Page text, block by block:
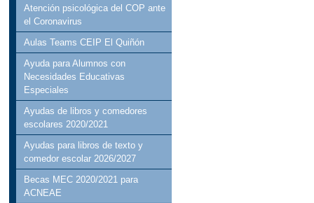
Atención psicológica del COP ante
el Coronavirus
Aulas Teams CEIP El Quiñón
Ayuda para Alumnos con
Necesidades Educativas
Especiales
Ayudas de libros y comedores
escolares 2020/2021
Ayudas para libros de texto y
comedor escolar 2026/2027
Becas MEC 2020/2021 para
ACNEAE